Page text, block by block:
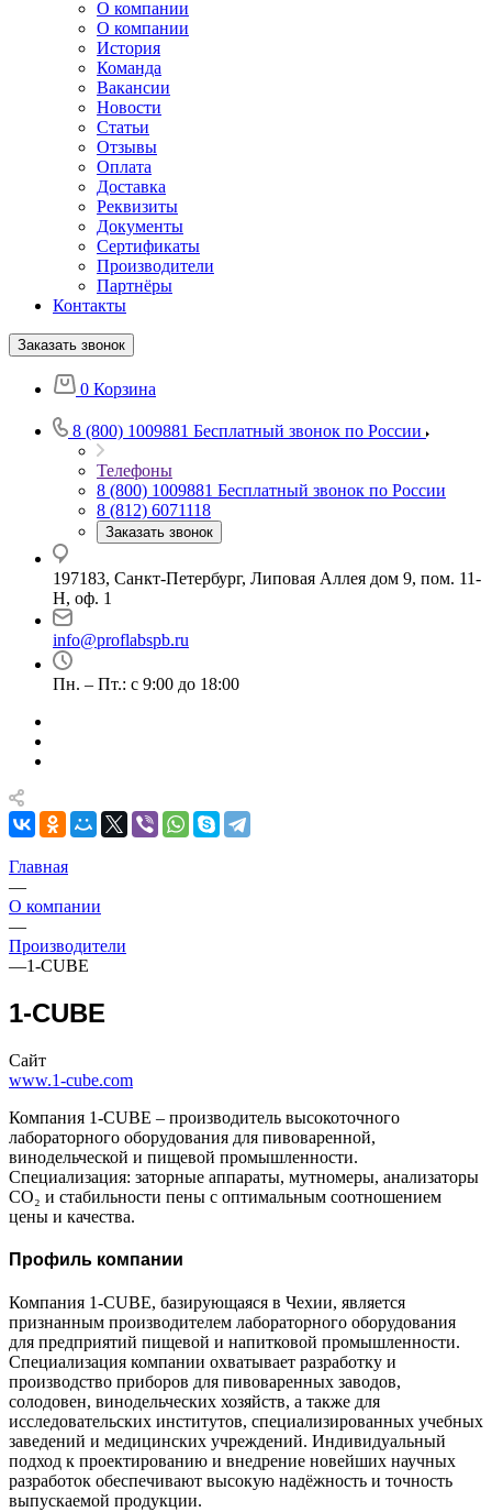
О компании
О компании
История
Команда
Вакансии
Новости
Статьи
Отзывы
Оплата
Доставка
Реквизиты
Документы
Сертификаты
Производители
Партнёры
Контакты
Заказать звонок
0 Корзина
8 (800) 1009881 Бесплатный звонок по России
Телефоны
8 (800) 1009881 Бесплатный звонок по России
8 (812) 6071118
Заказать звонок
197183, Санкт-Петербург, Липовая Аллея дом 9, пом. 11-
Н, оф. 1
info@proflabspb.ru
Пн. – Пт.: с 9:00 до 18:00
Главная
—
О компании
—
Производители
—1-CUBE
1-CUBE
Сайт
www.1-cube.com
Компания 1-CUBE – производитель высокоточного
лабораторного оборудования для пивоваренной,
винодельческой и пищевой промышленности.
Специализация: заторные аппараты, мутномеры, анализаторы
СО₂ и стабильности пены с оптимальным соотношением
цены и качества.
Профиль компании
Компания 1-CUBE, базирующаяся в Чехии, является
признанным производителем лабораторного оборудования
для предприятий пищевой и напитковой промышленности.
Специализация компании охватывает разработку и
производство приборов для пивоваренных заводов,
солодовен, винодельческих хозяйств, а также для
исследовательских институтов, специализированных учебных
заведений и медицинских учреждений. Индивидуальный
подход к проектированию и внедрение новейших научных
разработок обеспечивают высокую надёжность и точность
выпускаемой продукции.